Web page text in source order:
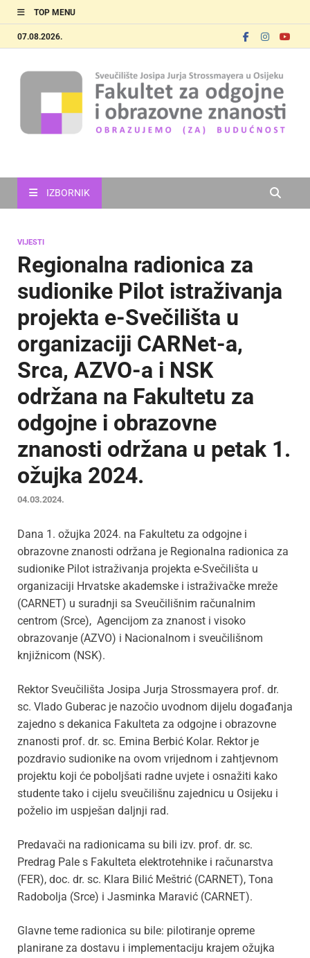
TOP MENU
07.08.2026.
IZBORNIK
VIJESTI
Regionalna radionica za
sudionike Pilot istraživanja
projekta e-Svečilišta u
organizaciji CARNet-a,
Srca, AZVO-a i NSK
održana na Fakultetu za
odgojne i obrazovne
znanosti održana u petak 1.
ožujka 2024.
04.03.2024.
Dana 1. ožujka 2024. na Fakultetu za odgojne i
obrazovne znanosti održana je Regionalna radionica za
sudionike Pilot istraživanja projekta e-Svečilišta u
organizaciji Hrvatske akademske i istraživačke mreže
(CARNET) u suradnji sa Sveučilišnim računalnim
centrom (Srce), Agencijom za znanost i visoko
obrazovanje (AZVO) i Nacionalnom i sveučilišnom
knjižnicom (NSK).
Rektor Sveučilišta Josipa Jurja Strossmayera prof. dr.
sc. Vlado Guberac je nazočio uvodnom dijelu događanja
zajedno s dekanica Fakulteta za odgojne i obrazovne
znanosti prof. dr. sc. Emina Berbić Kolar. Rektor je
pozdravio sudionike na ovom vrijednom i zahtjevnom
projektu koji će poboljšati radne uvjete i osnažiti kako
studente tako i cijelu sveučilišnu zajednicu u Osijeku i
poželio im uspješan daljnji rad.
Predavači na radionicama su bili izv. prof. dr. sc.
Predrag Pale s Fakulteta elektrotehnike i računarstva
(FER), doc. dr. sc. Klara Bilić Meštrić (CARNET), Tona
Radobolja (Srce) i Jasminka Maravić (CARNET).
Glavne teme radionica su bile: pilotiranje opreme
planirane za dostavu i implementaciju krajem ožujka